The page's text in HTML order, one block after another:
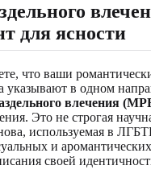
для ясности
что ваши
указывают в одном
влечения
Это не строгая
используемая в
и
своей